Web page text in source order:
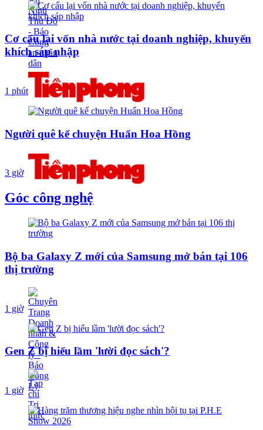
Cơ cấu lại vốn nhà nước tại doanh nghiệp, khuyến
khích sáp nhập
1 phút
Người quê kể chuyện Huấn Hoa Hồng
3 giờ
Góc công nghệ
Bộ ba Galaxy Z mới của Samsung mở bán tại 106
thị trường
1 giờ
Gen Z bị hiểu lầm 'lười đọc sách'?
1 giờ